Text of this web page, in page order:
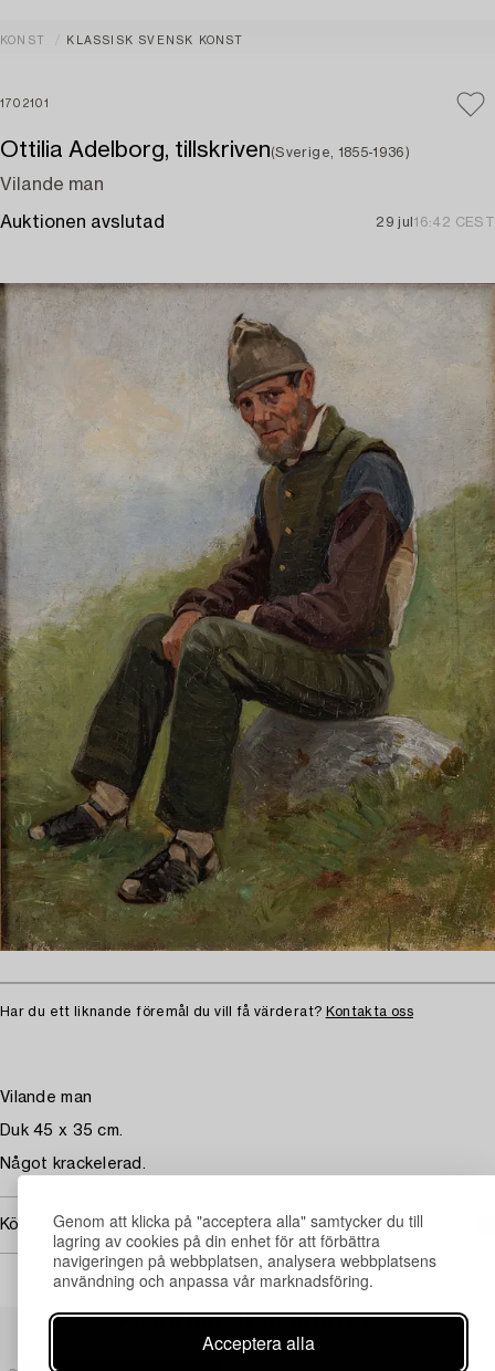
Genom att klicka på "acceptera alla" samtycker du till
lagring av cookies på din enhet för att förbättra
navigeringen på webbplatsen, analysera webbplatsens
användning och anpassa vår marknadsföring.
Acceptera alla
KONST KLASSISK SVENSK KONST
1702101
Ottilia Adelborg, tillskriven(Sverige, 1855-1936)
Vilande man
Auktionen avslutad 29 jul 16:42 CEST
Har du ett liknande föremål du vill få värderat? Kontakta oss
Vilande man
Duk 45 x 35 cm.
Något krackelerad.
Köpinformation
Andra har även tittat på